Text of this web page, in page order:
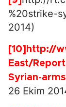
%20strike-
2014)
[10] http://
East/
Syrian-
26 Ekim